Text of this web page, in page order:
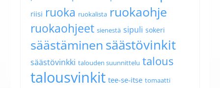
riisi ruoka ruokalista ruokaohje
ruokaohjeet sienestä sipuli sokeri
säästäminen säästövinkit
säästövinkki talouden suunnittelu talous
talousvinkit tee-se-itse tomaatti